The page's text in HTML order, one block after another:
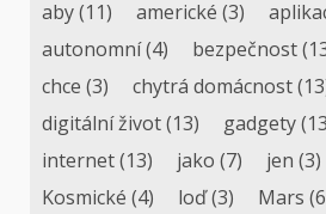
aby(11) americké (3)
autonomní(4) bezpečnost
chce (3) chytrá domácnost
digitální život(13) gadgety
internet(13) jako (7) jen (3)
Kosmické (4) loď(3) Mars